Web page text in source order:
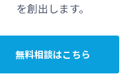
を創出します。
無料相談はこちら